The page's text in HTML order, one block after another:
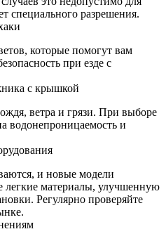
специального разрешения.
которые помогут вам
при езде с
с крышкой
ветра и грязи. При выборе
водонепроницаемость и
и новые модели
легкие материалы, улучшенную
Регулярно проверяйте